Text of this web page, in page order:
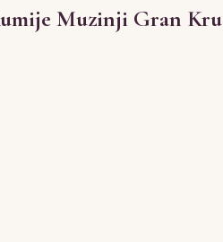
Muzinji Gran Kru